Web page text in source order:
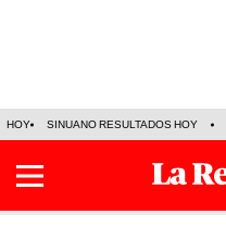
HOY SINUANO RESULTADOS HOY